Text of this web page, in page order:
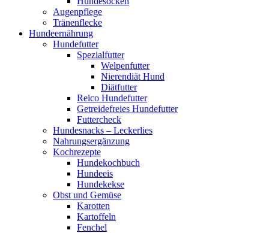
Augenpflege
Tränenflecke
Hundeernährung
Hundefutter
Spezialfutter
Welpenfutter
Nierendiät Hund
Diätfutter
Reico Hundefutter
Getreidefreies Hundefutter
Futtercheck
Hundesnacks – Leckerlies
Nahrungsergänzung
Kochrezepte
Hundekochbuch
Hundeeis
Hundekekse
Obst und Gemüse
Karotten
Kartoffeln
Fenchel